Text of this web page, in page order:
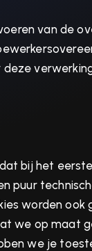
van de
bij het
puur
worden
we op maat
we je